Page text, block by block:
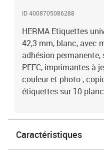
ID 4008705086288
HERMA Etiquettes
42,3 mm, blanc, avec
adhésion
PEFC, imprimantes à
couleur et photo-,
étiquettes sur 10
Caractéristiques